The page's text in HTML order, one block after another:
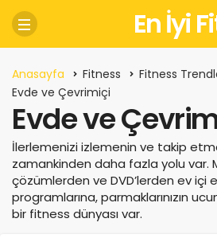
En İyi
Anasayfa Fitness
Fitness
Evde ve Çevrimiçi
Evde ve
İlerlemenizi izlemenin ve takip
zamankinden daha fazla yolu var.
çözümlerden ve DVD’lerden ev içi
programlarına, parmaklarınızın
bir fitness dünyası var.